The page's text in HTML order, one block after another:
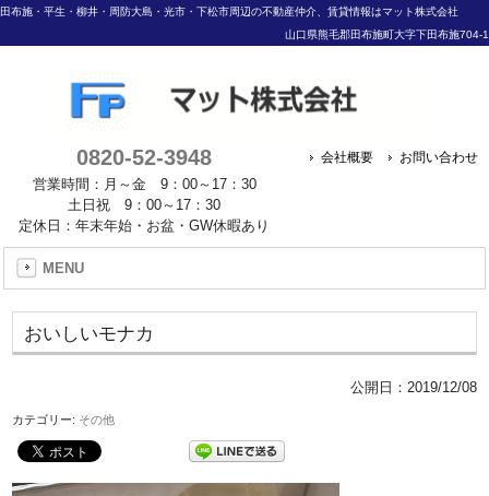
田布施・平生・柳井・周防大島・光市・下松市周辺の不動産仲介、賃貸情報はマット株式会社
山口県熊毛郡田布施町大字下田布施704-1
0820-52-3948
営業時間：月～金 9：00～17：30
土日祝 9：00～17：30
定休日：年末年始・お盆・GW休暇あり
会社概要 お問い合わせ
MENU
おいしいモナカ
公開日： 2019/12/08
カテゴリー: その他